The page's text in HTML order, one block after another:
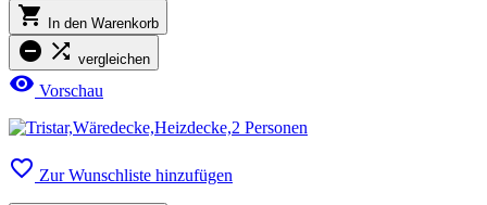
 In den Warenkorb
  vergleichen
 Vorschau
 Zur Wunschliste hinzufügen